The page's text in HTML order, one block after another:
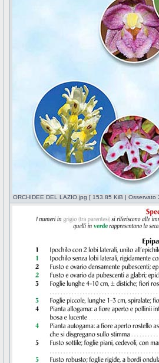
ORCHIDEE DEL LAZIO.jpg [ 153.85 KiB | Osservato